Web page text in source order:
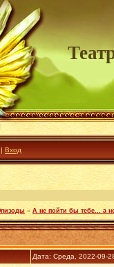
| Вход
» А не пойти бы тебе... а
Дата: Среда, 2022-09-